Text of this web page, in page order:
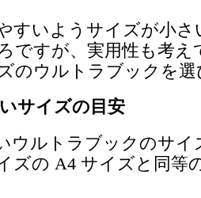
すいようサイズが小
ですが、実用性も考え
のウルトラブックを
サイズの目安
ウルトラブックのサイ
ズの A4 サイズと同等